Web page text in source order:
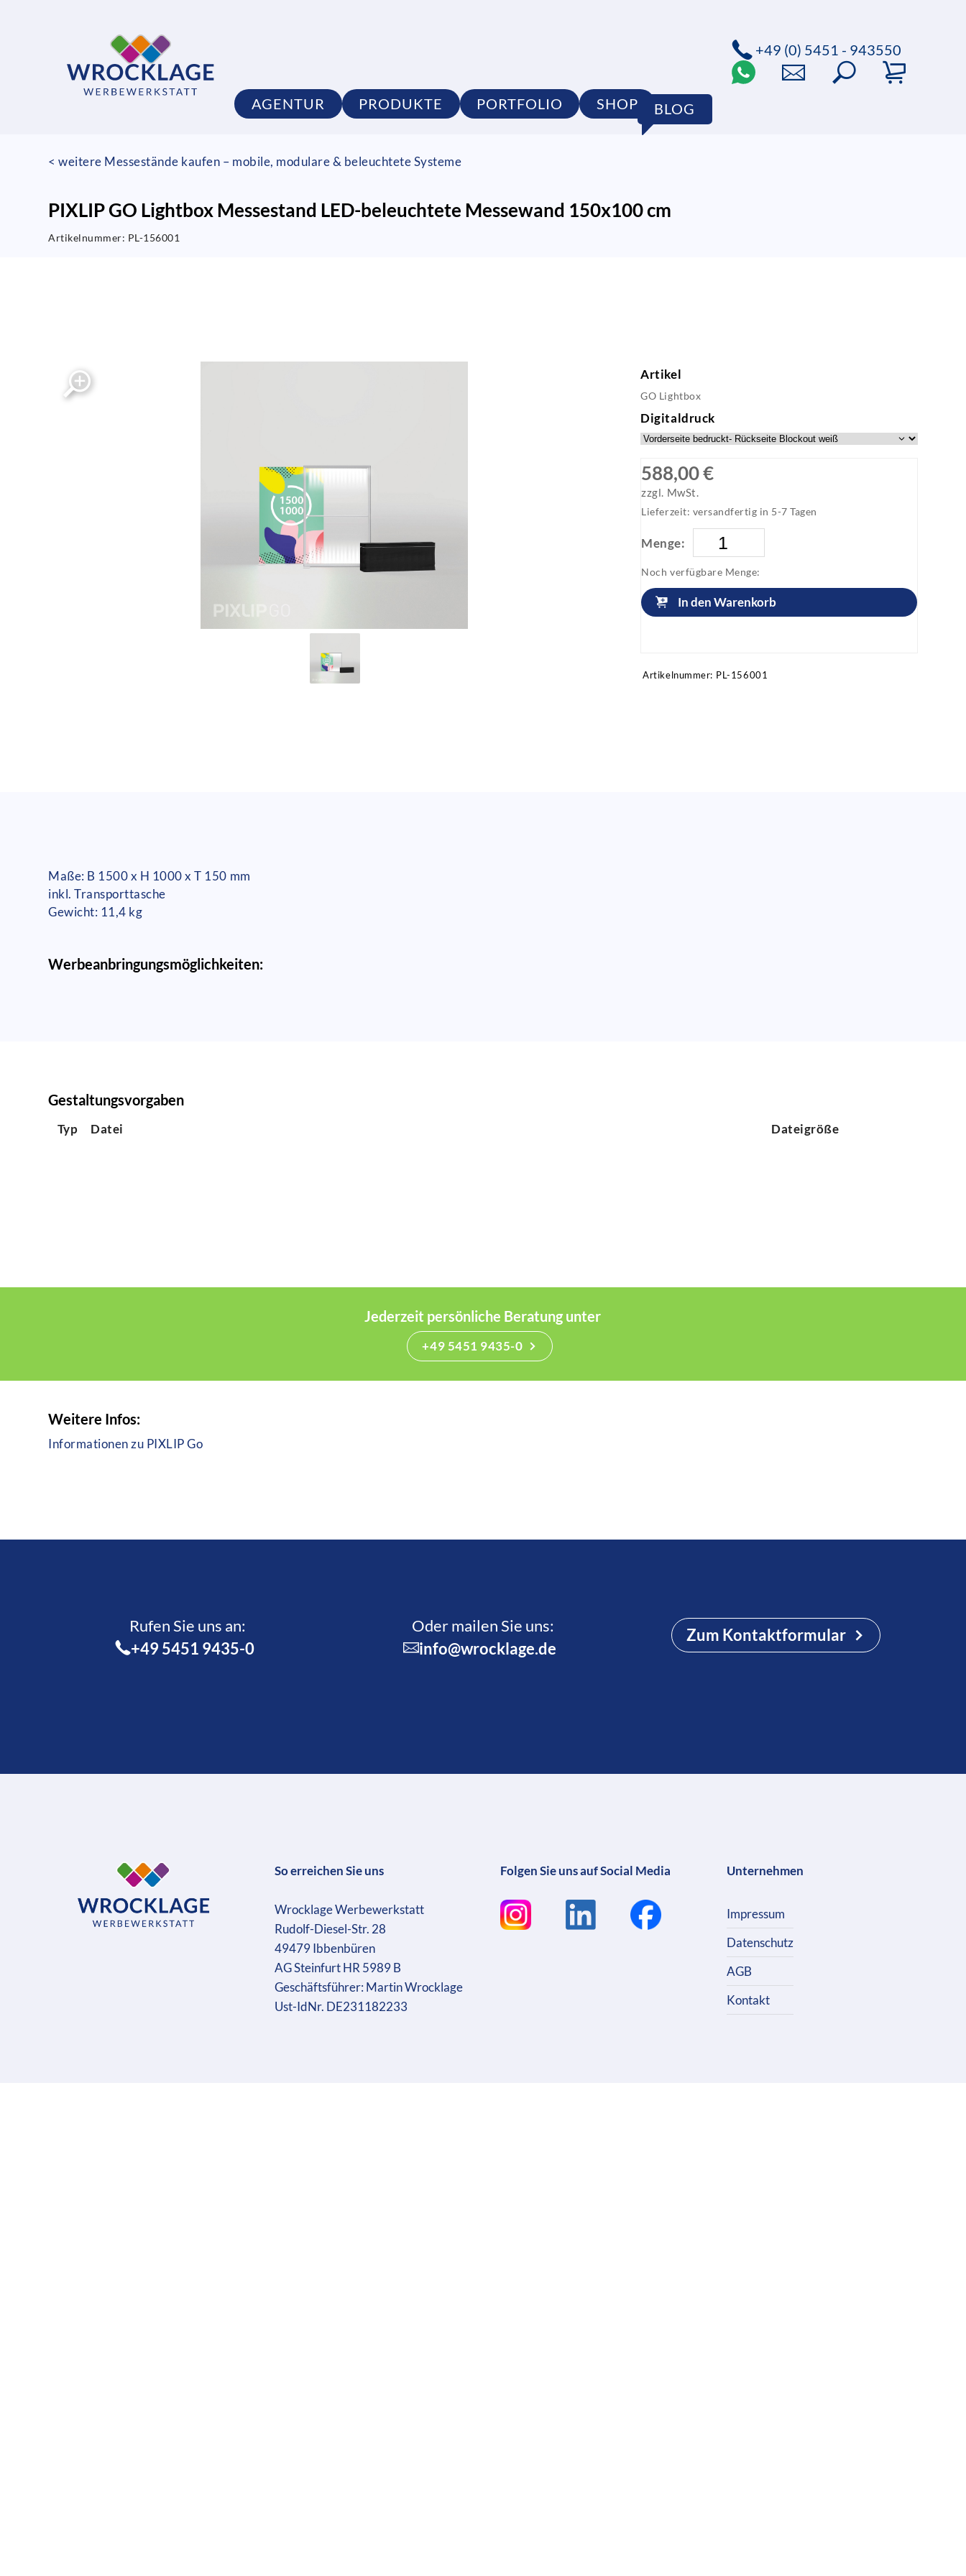
AGENTUR PRODUKTE PORTFOLIO SHOP BLOG
+49 (0) 5451 - 943550
< weitere Messestände kaufen – mobile, modulare & beleuchtete Systeme
PIXLIP GO Lightbox Messestand LED-beleuchtete Messewand 150x100 cm
Artikelnummer: PL-156001
Artikel
GO Lightbox
Digitaldruck
588,00 €
zzgl. MwSt.
Lieferzeit: versandfertig in 5-7 Tagen
Menge:
Noch verfügbare Menge:
In den Warenkorb
Artikelnummer: PL-156001
Maße: B 1500 x H 1000 x T 150 mm
inkl. Transporttasche
Gewicht: 11,4 kg
Werbeanbringungsmöglichkeiten:
Gestaltungsvorgaben
Typ Datei Dateigröße
Jederzeit persönliche Beratung unter
+49 5451 9435-0
Weitere Infos:
Informationen zu PIXLIP Go
Rufen Sie uns an:­
+49 5451 9435-0
Oder mailen Sie uns:
info@wrocklage.de
Zum Kontaktformular
So erreichen Sie uns
Wrocklage Werbewerkstatt
Rudolf-Diesel-Str. 28
49479 Ibbenbüren
AG Steinfurt HR 5989 B
Geschäftsführer: Martin Wrocklage
Ust-IdNr. DE231182233
Folgen Sie uns auf Social Media Unternehmen
Impressum
Datenschutz
AGB
Kontakt